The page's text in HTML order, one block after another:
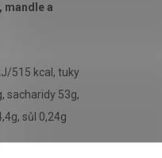
mandle a
515 kcal, tuky
sacharidy 53g,
sůl 0,24g